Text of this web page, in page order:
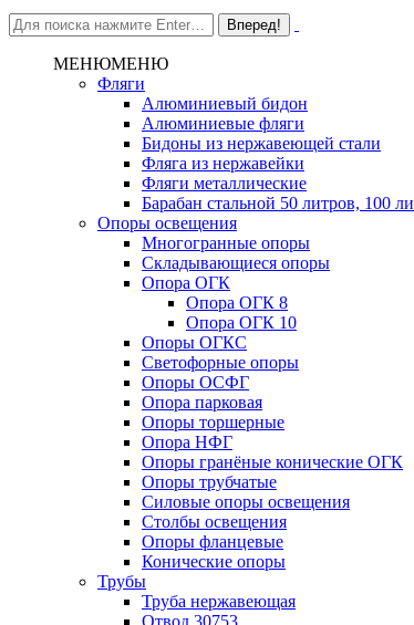
МЕНЮМЕНЮ
Фляги
Алюминиевый бидон
Алюминиевые фляги
Бидоны из нержавеющей стали
Фляга из нержавейки
Фляги металлические
Барабан стальной 50 литров, 100
Опоры освещения
Многогранные опоры
Складывающиеся опоры
Опора ОГК
Опора ОГК 8
Опора ОГК 10
Опоры ОГКС
Светофорные опоры
Опоры ОСФГ
Опора парковая
Опоры торшерные
Опора НФГ
Опоры гранёные конические ОГК
Опоры трубчатые
Силовые опоры освещения
Столбы освещения
Опоры фланцевые
Конические опоры
Трубы
Труба нержавеющая
Отвод 30753